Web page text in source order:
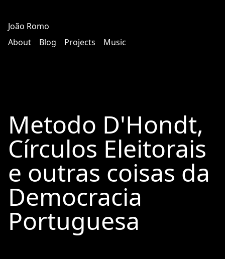
João Romo
About
Blog Projects Music
Metodo D'Hondt,
Círculos Eleitorais
e outras coisas da
Democracia
Portuguesa